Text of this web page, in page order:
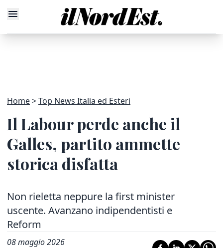
Home Top News Italia ed Esteri
Il Labour perde anche il
Galles, partito ammette
storica disfatta
Non rieletta neppure la first minister
uscente. Avanzano indipendentisti e
Reform
08 maggio 2026